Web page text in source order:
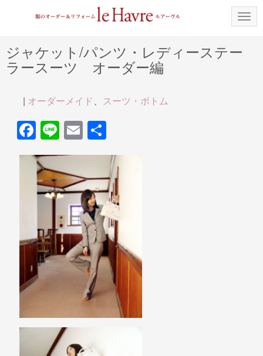
N
a
ジャケット/パンツ・レディーステー
ラースーツ オーダー編
| オーダーメイド、 スーツ・ボトム
F
a
c
e
b
o
o
k
Li
n
e
E
m
ail
有